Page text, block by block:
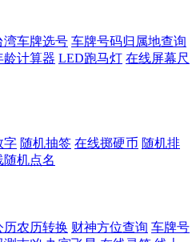
湾车牌选号 车牌号码归属地查询
龄计算器 LED跑马灯 在线屏幕尺
字 随机抽签 在线掷硬币 随机排
随机点名
历农历转换 财神方位查询 车牌号